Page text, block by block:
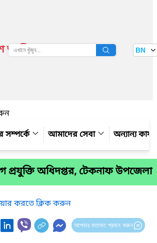
জাতীয় তথ্য বাতায়ন BN
সম্পর্কে
আমাদের সেবা অন্যান্য
প্রযুক্তি অধিদপ্তর, টেকনাফ উপজেলা
করতে ক্লিক করুন
আপনার মতামত প্রদান করুন